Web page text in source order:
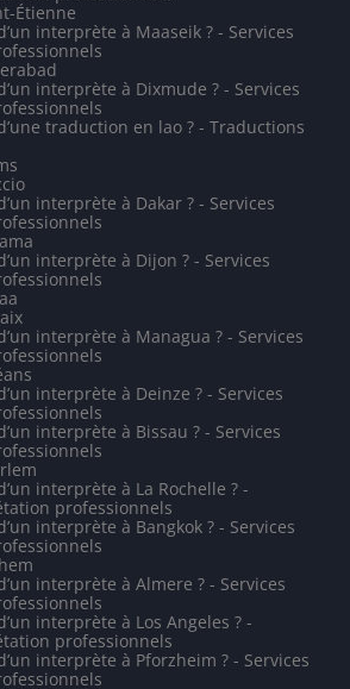
Étienne
interprète à Maaseik ? - Services
interprète à Dixmude ? - Services
traduction en lao ? - Traductions
interprète à Dakar ? - Services
interprète à Dijon ? - Services
interprète à Managua ? - Services
interprète à Deinze ? - Services
interprète à Bissau ? - Services
interprète à La Rochelle ? -
professionnels
interprète à Bangkok ? - Services
interprète à Almere ? - Services
interprète à Los Angeles ? -
professionnels
interprète à Pforzheim ? - Services